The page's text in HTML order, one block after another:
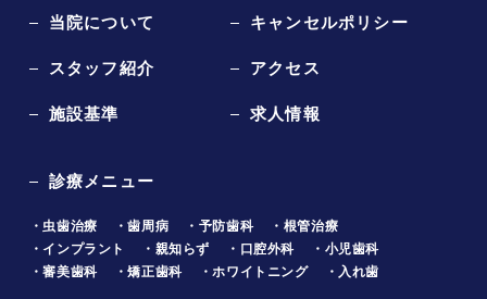
当院について
スタッフ紹介
施設基準
キャンセルポリシー
アクセス
求人情報
診療メニュー
・虫歯治療 ・歯周病 ・予防歯科
・根管治療
・インプラント
・親知らず ・口腔外科
・小児歯科
・審美歯科
・矯正歯科 ・ホワイトニング ・入れ歯